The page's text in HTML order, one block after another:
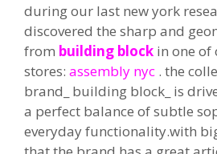
during our last new york
discovered the sharp and
from building block in one of
stores: assembly nyc . the
brand_ building block_ is
a perfect balance of subtle
everyday functionality.with